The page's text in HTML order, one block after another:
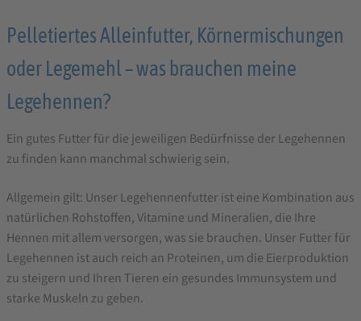
Pelletiertes Alleinfutter, Körnermischungen
oder Legemehl – was brauchen meine
Legehennen?
Ein gutes Futter für die jeweiligen Bedürfnisse der Legehennen
zu finden kann manchmal schwierig sein.
Allgemein gilt: Unser Legehennenfutter ist eine Kombination aus
natürlichen Rohstoffen, Vitamine und Mineralien, die Ihre
Hennen mit allem versorgen, was sie brauchen. Unser Futter für
Legehennen ist auch reich an Proteinen, um die Eierproduktion
zu steigern und Ihren Tieren ein gesundes Immunsystem und
starke Muskeln zu geben.